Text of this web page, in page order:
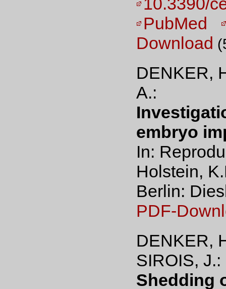
PubMed
Download
DENKER,
A.:
embryo
In:
Holstein,
Berlin:
PDF-
DENKER,
SIROIS, J.:
Shedding